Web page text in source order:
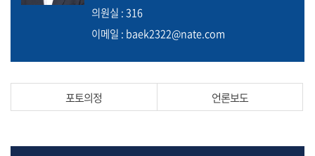
발
발
회
의원실 : 316
이메일 : baek2322@nate.com
포토의정 언론보도